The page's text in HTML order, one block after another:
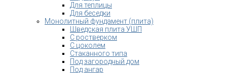
Для теплицы
Для беседки
Монолитный фундамент (плита)
Шведская плита УШП
С ростверком
С цоколем
Стаканного типа
Под загородный дом
Под ангар